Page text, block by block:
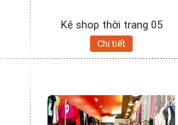
Kệ shop thời trang 05
Chi tiết